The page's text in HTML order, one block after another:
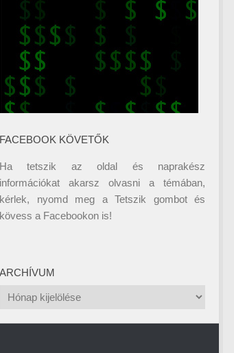
FACEBOOK KÖVETŐK
Ha tetszik az oldal és naprakész
információkat akarsz olvasni a témában,
kérlek, nyomd meg a Tetszik gombot és
kövess a Facebookon is!
ARCHÍVUM
Archívum